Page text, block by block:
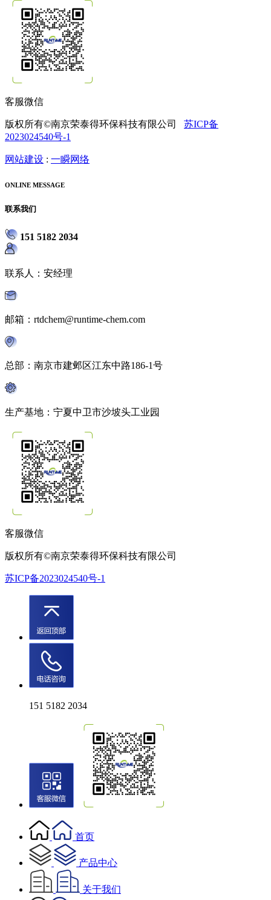
客服微信
版权所有©南京荣泰得环保科技有限公司 苏ICP备
2023024540号-1
网站建设 : 一瞬网络
ONLINE MESSAGE
联系我们
151 5182 2034
联系人：安经理
邮箱：rtdchem@runtime-chem.com
总部：南京市建邺区江东中路186-1号
生产基地：宁夏中卫市沙坡头工业园
客服微信
版权所有©南京荣泰得环保科技有限公司
苏ICP备2023024540号-1
151 5182 2034
首页
产品中心
关于我们